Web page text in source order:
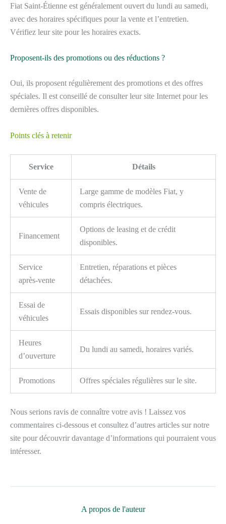
Fiat Saint-Étienne est généralement ouvert du lundi au samedi,
avec des horaires spécifiques pour la vente et l’entretien.
Vérifiez leur site pour les horaires exacts.
Proposent-ils des promotions ou des réductions ?
Oui, ils proposent régulièrement des promotions et des offres
spéciales. Il est conseillé de consulter leur site Internet pour les
dernières offres disponibles.
Points clés à retenir
Service Détails
Vente de
véhicules
Large gamme de modèles Fiat, y
compris électriques.
Financement
Options de leasing et de crédit
disponibles.
Service
après-vente
Entretien, réparations et pièces
détachées.
Essai de
véhicules
Essais disponibles sur rendez-vous.
Heures
d’ouverture
Du lundi au samedi, horaires variés.
Promotions Offres spéciales régulières sur le site.
Nous serions ravis de connaître votre avis ! Laissez vos
commentaires ci-dessous et consultez d’autres articles sur notre
site pour découvrir davantage d’informations qui pourraient vous
intéresser.
A propos de l'auteur